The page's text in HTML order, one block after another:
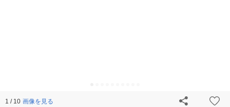
1 / 10 画像を見る